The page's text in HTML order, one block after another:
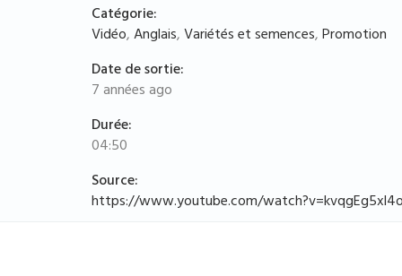
Catégorie:
Vidéo,Anglais,Variétés et semences,Promotion
Date de sortie:
7 années ago
Durée:
04:50
Source:
https://www.youtube.com/